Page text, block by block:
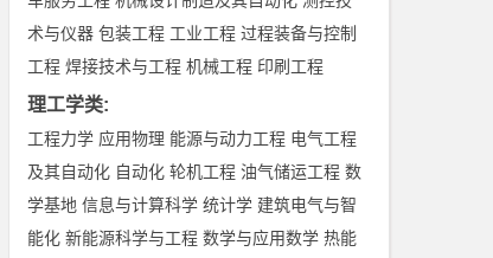
术与仪器 包装工程 工业工程 过程装备与控制
工程 焊接技术与工程 机械工程 印刷工程
理工学类:
工程力学 应用物理 能源与动力工程 电气工程
及其自动化 自动化 轮机工程 油气储运工程 数
学基地 信息与计算科学 统计学 建筑电气与智
能化 新能源科学与工程 数学与应用数学 热能